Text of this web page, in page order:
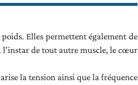
Elles permettent également de
de tout autre muscle, le cœur
la tension ainsi que la fréquence